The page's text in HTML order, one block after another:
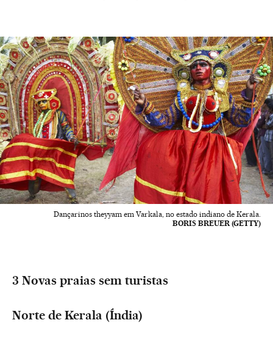
Dançarinos theyyam em Varkala, no estado indiano de Kerala.
BORIS BREUER (GETTY)
3 Novas praias sem turistas
Norte de Kerala (Índia)